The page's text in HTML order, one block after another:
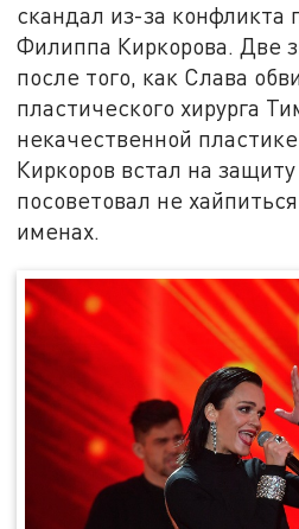
скандал из-за
Филиппа Киркорова. Две
после того, как Слава
пластического хирурга
некачественной
Киркоров встал на
посоветовал не
именах.